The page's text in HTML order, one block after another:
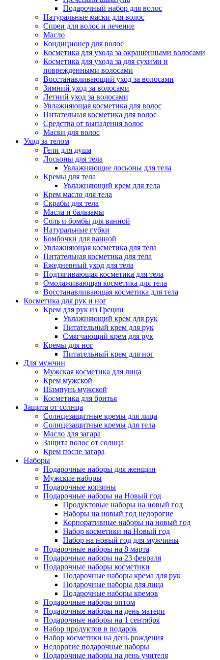
Подарочный набор для волос
Натуральные маски для волос
Спреи для волос и лечение
Масло
Кондиционер для волос
Косметика для ухода за окрашенными волосами
Косметика для ухода за для сухими и
поврежденными волосами
Восстанавливающий уход за волосами
Зимний уход за волосами
Летний уход за волосами
Увлажняющая косметика для волос
Питательная косметика для волос
Средства от выпадения волос
Маски для волос
Уход за телом
Гели для душа
Лосьоны для тела
Увлажняющие лосьоны для тела
Кремы для тела
Увлажняющий крем для тела
Крем масло для тела
Скрабы для тела
Масла и бальзамы
Соль и бомбы для ванной
Натуральные губки
Бомбочки для ванной
Увлажняющая косметика для тела
Питательная косметика для тела
Ежедневный уход для тела
Подтягивающая косметика для тела
Омолаживающая косметика для тела
Восстанавливающая косметика для тела
Косметика для рук и ног
Крем для рук из Греции
Увлажняющий крем для рук
Питательный крем для рук
Смягчающий крем для рук
Кремы для ног
Питательный крем для ног
Для мужчин
Мужская косметика для лица
Крем мужской
Шампунь мужской
Косметика для бритья
Защита от солнца
Солнцезащитные кремы для лица
Солнцезащитные кремы для тела
Масло для загара
Защита волос от солнца
Крем после загара
Наборы
Подарочные наборы для женщин
Мужские наборы
Подарочные корзины
Подарочные наборы на Новый год
Продуктовые наборы на новый год
Наборы на новый год недорогие
Корпоративные наборы на новый год
Набор косметики на Новый год
Набор на новый год для мужчины
Подарочные наборы на 8 марта
Подарочные наборы на 23 февраля
Подарочные наборы косметики
Подарочные наборы крема для рук
Подарочные наборы для лица
Подарочные наборы кремов
Подарочные наборы оптом
Подарочные наборы на день матери
Подарочные наборы на 1 сентября
Набор продуктов в подарок
Набор косметики на день рождения
Недорогие подарочные наборы
Подарочные наборы на день учителя